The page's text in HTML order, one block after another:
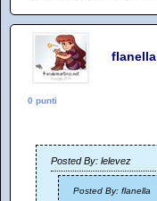
flanella
0 punti
Posted By: lelevez
Posted By: flanella